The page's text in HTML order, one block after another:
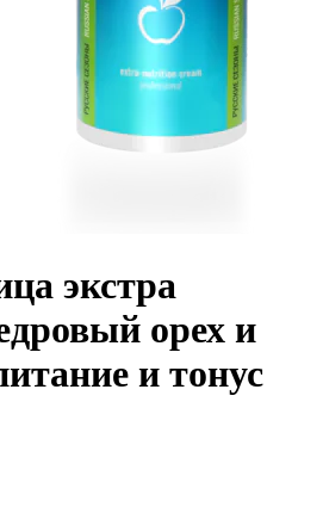
экстра
орех и
и тонус